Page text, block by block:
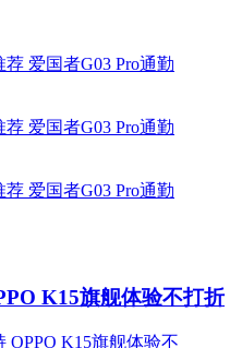
K15旗舰体验不打折